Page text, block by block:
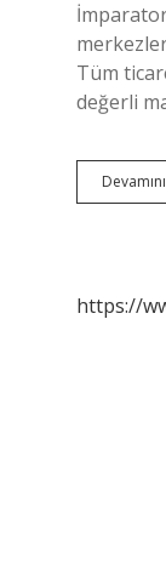
Tüm
değerli
https://